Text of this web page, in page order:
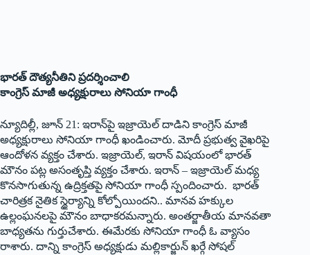
భారత్‌ ‌దౌత్యనీతిని ప్రదర్శించాలి
కాంగ్రెస్‌ ‌మాజీ అధ్యక్షురాలు సోనియా గాంధీ
న్యూదిల్లీ, జూన్‌ 21: ఇరాన్‌పై ఇజ్రాయెల్‌ ‌దాడిని కాంగ్రెస్‌ ‌మాజీ
అధ్యక్షురాలు సోనియా గాంధీ ఖండించారు. మోదీ ప్రభుత్వ వైఖరిపై
ఆందోళన వ్యక్తం చేశారు. ఇజ్రాయెల్‌, ఇరాన్‌ ‌విషయంలో భారత్‌
‌మౌనం పట్ల అసంతృప్తి వ్యక్తం చేశారు. ఇరాన్‌ – ఇ‌జ్రాయెల్‌ ‌మధ్య
కొనసాగుతున్న ఉద్రిక్తతపై సోనియా గాంధీ స్పందించారు. భారత్‌
‌చారిత్రక నైతిక స్థైర్యాన్ని కోల్పోయిందని.. మానవ హక్కుల
ఉల్లంఘనలపై మౌనం బాధాకరమన్నారు. అంతర్జాతీయ మానవతా
బాధ్యతను గుర్తుచేశారు. ఈమేరకు సోనియా గాంధీ ఓ వ్యాసం
రాశారు. దాన్ని కాంగ్రెస్‌ అధ్యక్షుడు మల్లికార్జున్‌ ‌ఖర్గే సోషల్